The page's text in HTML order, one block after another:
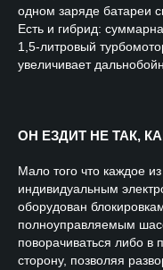
одном заряде батареи
Есть и гибрид:
1,5-литровый
увеличивает
ОН ЕЗДИТ НЕ ТАК,
Мало того что каждое
индивидуальным
оборудован
полноуправляемым
поворачиваться либо в
сторону, позволяя